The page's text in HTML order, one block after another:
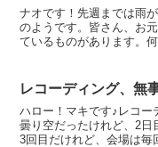
ナオです！先週までは雨
のようです。皆さん、お
ているものがあります。
レコーディング、無
ハロー！マキです♪レコー
曇り空だったけれど、2日
3回目だけれど、会場は毎